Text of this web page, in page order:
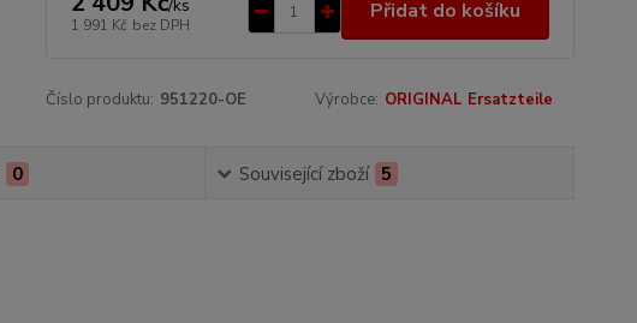
/ks
1 991 Kč bez DPH
Přidat do košíku
Číslo produktu: 951220-OE Výrobce: ORIGINAL Ersatzteile
0 Související zboží 5